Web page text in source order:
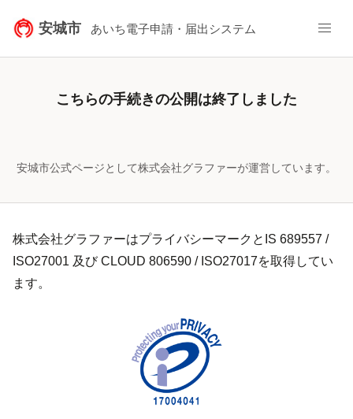
安城市 あいち電子申請・届出システム
こちらの手続きの公開は終了しました
安城市公式ページとして株式会社グラファーが運営しています。
株式会社グラファーはプライバシーマークとIS 689557 /
ISO27001 及び CLOUD 806590 / ISO27017を取得してい
ます。